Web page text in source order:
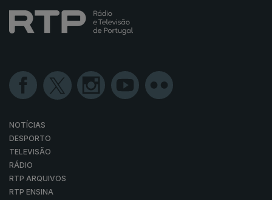
NOTÍCIAS
DESPORTO
TELEVISÃO
RÁDIO
RTP ARQUIVOS
RTP ENSINA